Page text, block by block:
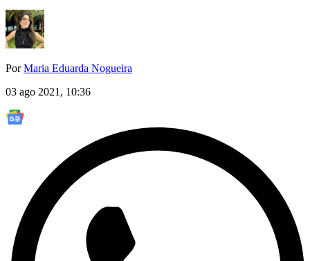
PorMaria Eduarda Nogueira
03 ago 2021, 10:36